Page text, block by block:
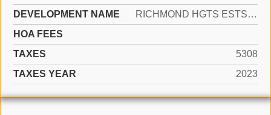
DEVELOPMENT NAME
RICHMOND HGTS ESTS 10TH AD
HOA FEES
TAXES
5308
TAXES YEAR
2023